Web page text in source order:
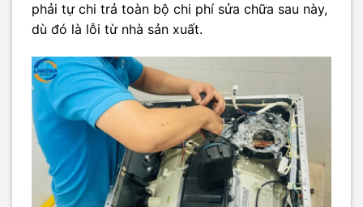
phải tự chi trả toàn bộ chi phí sửa chữa sau này,
dù đó là lỗi từ nhà sản xuất.